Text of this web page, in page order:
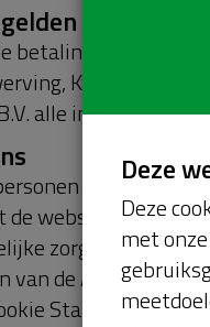
Online
betalingen/donaties
Kvk
alle inkomsten
herleidbare
website
zorgvuldigheid
de Algemene
Statement na.
Deze
Deze
met